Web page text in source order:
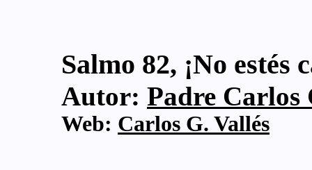
Salmo 82, ¡No estés
Autor: Padre Carlos
Web: Carlos G. Vallés